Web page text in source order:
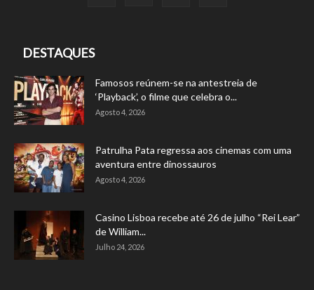
DESTAQUES
Famosos reúnem-se na antestreia de
‘Playback’, o filme que celebra o...
Agosto 4, 2026
Patrulha Pata regressa aos cinemas com uma
aventura entre dinossauros
Agosto 4, 2026
Casino Lisboa recebe até 26 de julho “Rei Lear”
de William...
Julho 24, 2026